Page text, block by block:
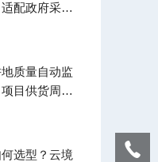
配政府采购
质量自动监
目供货周期
选型？云境